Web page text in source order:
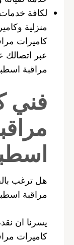
لكافة
منزلية
كاميرات
عبر اتصالك
مراقبة
فني
هل ترغب
مراقبة
يسرنا ان
كاميرات